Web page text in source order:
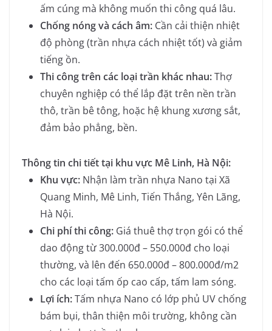
ấm cúng mà không muốn thi công quá lâu.
Chống nóng và cách âm: Cần cải thiện nhiệt
độ phòng (trần nhựa cách nhiệt tốt) và giảm
tiếng ồn.
Thi công trên các loại trần khác nhau:Thợ
chuyên nghiệp có thể lắp đặt trên nền trần
thô, trần bê tông, hoặc hệ khung xương sắt,
đảm bảo phẳng, bền.
Thông tin chi tiết tại khu vực Mê Linh, Hà Nội:
Khu vực: Nhận làm trần nhựa Nano tại Xã
Quang Minh, Mê Linh, Tiến Thắng, Yên Lãng,
Hà Nội.
Chi phí thi công: Giá thuê thợ trọn gói có thể
dao động từ 300.000đ – 550.000đ cho loại
thường, và lên đến 650.000đ – 800.000đ/m2
cho các loại tấm ốp cao cấp, tấm lam sóng.
Lợi ích:Tấm nhựa Nano có lớp phủ UV chống
bám bụi, thân thiện môi trường, không cần